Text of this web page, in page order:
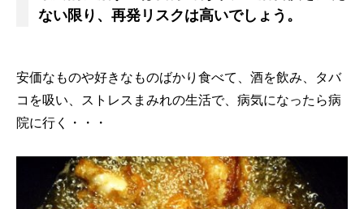
ない限り、再発リスクは高いでしょう。
安価なものや好きなものばかり食べて、酒を飲み、タバ
コを吸い、ストレスまみれの生活で、病気になったら病
院に行く・・・